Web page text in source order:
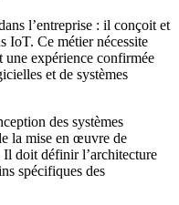
l’entreprise : il conçoit et
IoT. Ce métier nécessite
expérience confirmée
et de systèmes
des systèmes
la mise en œuvre de
doit définir l’architecture
spécifiques des